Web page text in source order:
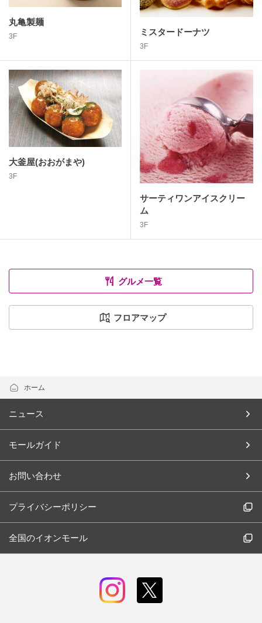
丸亀製麺
3F ミスタードーナツ
3F
大釜屋(おおがまや)
3F
サーティワンアイスクリー
ム
3F
グルメ一覧
フロアマップ
ホーム
ニュース
モールガイド
お問い合わせ
プライバシーポリシー
全国のイオンモール